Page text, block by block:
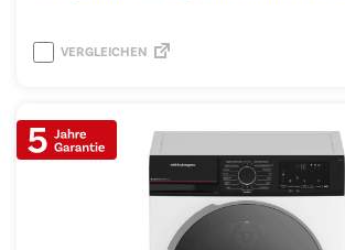
VERGLEICHEN